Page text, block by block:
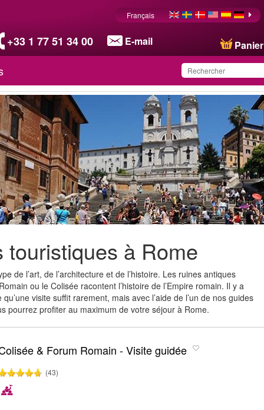
+33 1 77 51 34 00 E-mail Panier
Français
Ce produit a été
sauvegardé dans votre
liste.
touristiques à Rome
de l’art, de l’architecture et de l’histoire. Les ruines antiques
ou le Colisée racontent l’histoire de l’Empire romain. Il y a
visite suffit rarement, mais avec l’aide de l’un de nos guides
pourrez profiter au maximum de votre séjour à Rome.
& Forum Romain - Visite guidée
(43)